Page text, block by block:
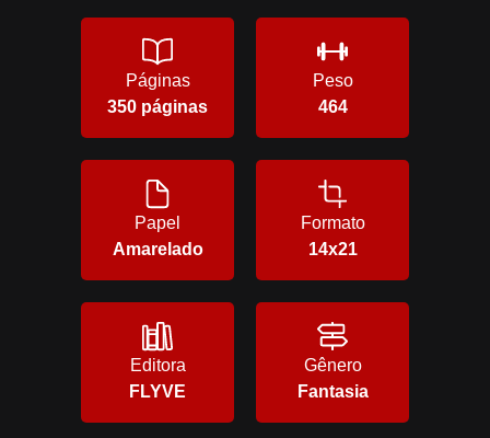
Páginas
350 páginas
Peso
464
Papel
Amarelado
Formato
14x21
Editora
FLYVE
Gênero
Fantasia